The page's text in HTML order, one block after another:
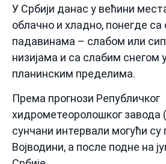
У Србији данас у већини
облачно и хладно, понегде
падавинама – слабом или
низијама и са слабим снегом
планинским пределима.
Према прогнози Републичког
хидрометеоролошког завода
сунчани интервали могући су
Војводини, а после подне на